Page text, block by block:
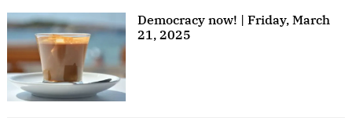
Democracy now! | Friday, March
21, 2025